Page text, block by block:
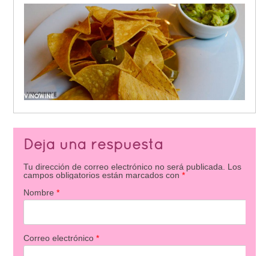
Deja una respuesta
Tu dirección de correo electrónico no será publicada.
Los
campos obligatorios están marcados con *
Nombre *
Correo electrónico *